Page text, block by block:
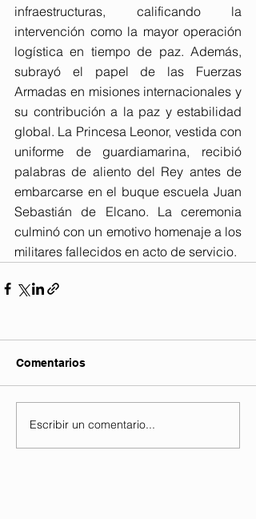
infraestructuras, calificando la
intervención como la mayor operación
logística en tiempo de paz. Además,
subrayó el papel de las Fuerzas
Armadas en misiones internacionales y
su contribución a la paz y estabilidad
global. La Princesa Leonor, vestida con
uniforme de guardiamarina, recibió
palabras de aliento del Rey antes de
embarcarse en el buque escuela Juan
Sebastián de Elcano. La ceremonia
culminó con un emotivo homenaje a los
militares fallecidos en acto de servicio.
Comentarios
Escribir un comentario...